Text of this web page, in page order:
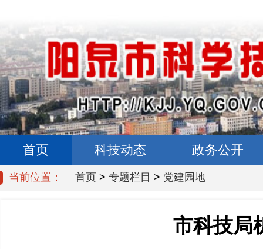
首页 科技动态 政务公开
当前位置： 首页 > 专题栏目 > 党建园地
市科技局